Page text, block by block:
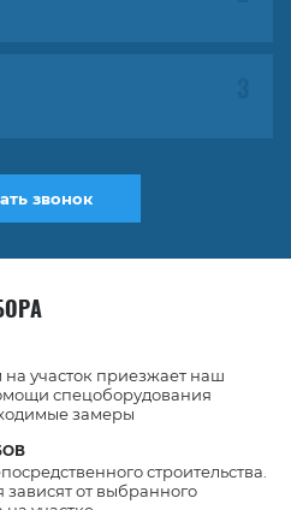
звонок
на участок приезжает наш
спецоборудования
замеры
строительства.
зависят от выбранного